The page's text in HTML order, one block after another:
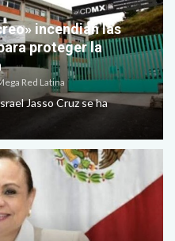
incendian las
proteger la
Red Latina
Jasso Cruz se ha